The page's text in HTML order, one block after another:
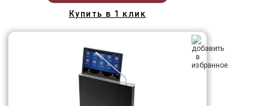
Купить в 1 клик